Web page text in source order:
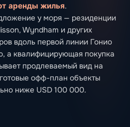
аренды жилья.
у моря — резиденции
Wyndham и других
вдоль первой линии Гонио
а квалифицирующая покупка
продлеваемый вид на
офф-план объекты
ниже USD 100 000.